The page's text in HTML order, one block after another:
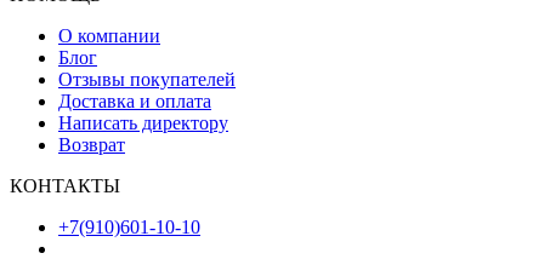
О компании
Блог
Отзывы покупателей
Доставка и оплата
Написать директору
Возврат
КОНТАКТЫ
+7(910)601-10-10